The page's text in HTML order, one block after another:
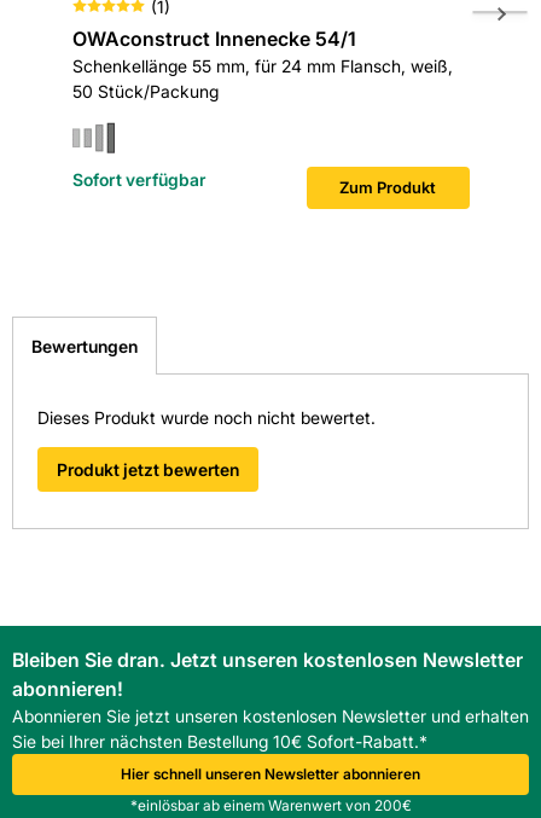
(1)
OWAconstruct Innenecke 54/1
Schenkellänge 55 mm, für 24 mm Flansch, weiß,
50 Stück/Packung
Zum Produkt
Sofort verfügbar
Bewertungen
Dieses Produkt wurde noch nicht bewertet.
Produkt jetzt bewerten
Bleiben Sie dran. Jetzt unseren kostenlosen Newsletter
abonnieren!
Abonnieren Sie jetzt unseren kostenlosen Newsletter und erhalten
Sie bei Ihrer nächsten Bestellung 10€ Sofort-Rabatt.*
Hier schnell unseren Newsletter abonnieren
*einlösbar ab einem Warenwert von 200€